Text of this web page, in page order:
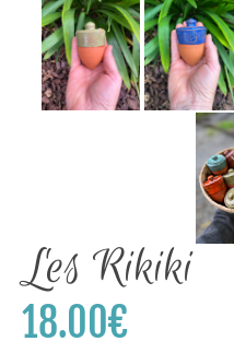
Les Rikiki
18.00€